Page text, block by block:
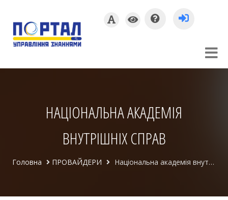
НАЦІОНАЛЬНА АКАДЕМІЯ
ВНУТРІШНІХ СПРАВ
Головна ПРОВАЙДЕРИ Національна академія внутрішніх справ